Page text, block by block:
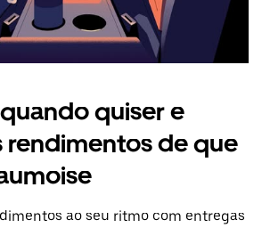
quiser e
rendimentos de que
ao seu ritmo com entregas